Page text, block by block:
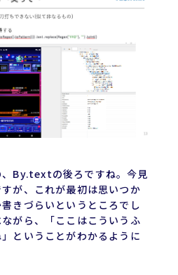
、By.textの後ろですね。今見
が、これが最初は思いつか
きづらいというところでし
がら、「ここはこういうふ
ということがわかるように